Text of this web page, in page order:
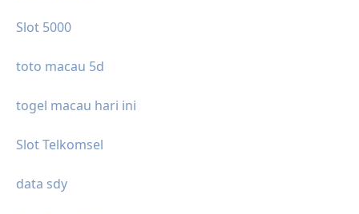
Slot 5000
toto macau 5d
togel macau hari ini
Slot Telkomsel
data sdy